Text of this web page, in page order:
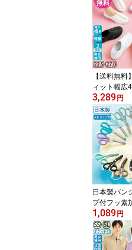
スウォッチ
ハサミ かわ
介護士 保
学校 実習
【送料無料
ィット幅広
htナースシ
くい 黒 白
ース 静音 ス
リッポン
WAY 保育
ンファミエ
3,289円
日本製バン
プ付フッ素
ースグッズ
ズ はさみ
医療用 医療
介護士 保育
1,089円